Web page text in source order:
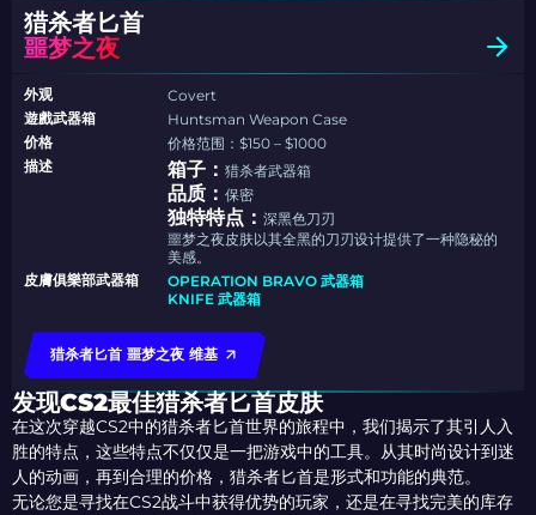
猎杀者匕首
噩梦之夜
外观
Covert
遊戲武器箱
Huntsman Weapon Case
价格
价格范围：$150 – $1000
描述
箱子：猎杀者武器箱
品质：保密
独特特点：深黑色刀刃
噩梦之夜皮肤以其全黑的刀刃设计提供了一种隐秘的
美感。
皮膚俱樂部武器箱
OPERATION BRAVO 武器箱
KNIFE 武器箱
猎杀者匕首 噩梦之夜 维基
发现CS2最佳猎杀者匕首皮肤
在这次穿越CS2中的猎杀者匕首世界的旅程中，我们揭示了其引人入
胜的特点，这些特点不仅仅是一把游戏中的工具。从其时尚设计到迷
人的动画，再到合理的价格，猎杀者匕首是形式和功能的典范。
无论您是寻找在CS2战斗中获得优势的玩家，还是在寻找完美的库存